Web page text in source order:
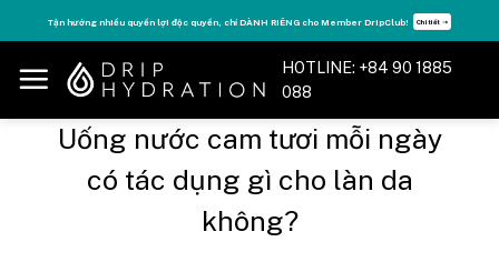
to
content
Tăng năng lượng - sống đỉnh cao với thẻ Vitamin Drip Membership. Xem ngay ➝
HOTLINE: +84 90 1885
088
Uống nước cam tươi mỗi ngày
có tác dụng gì cho làn da
không?